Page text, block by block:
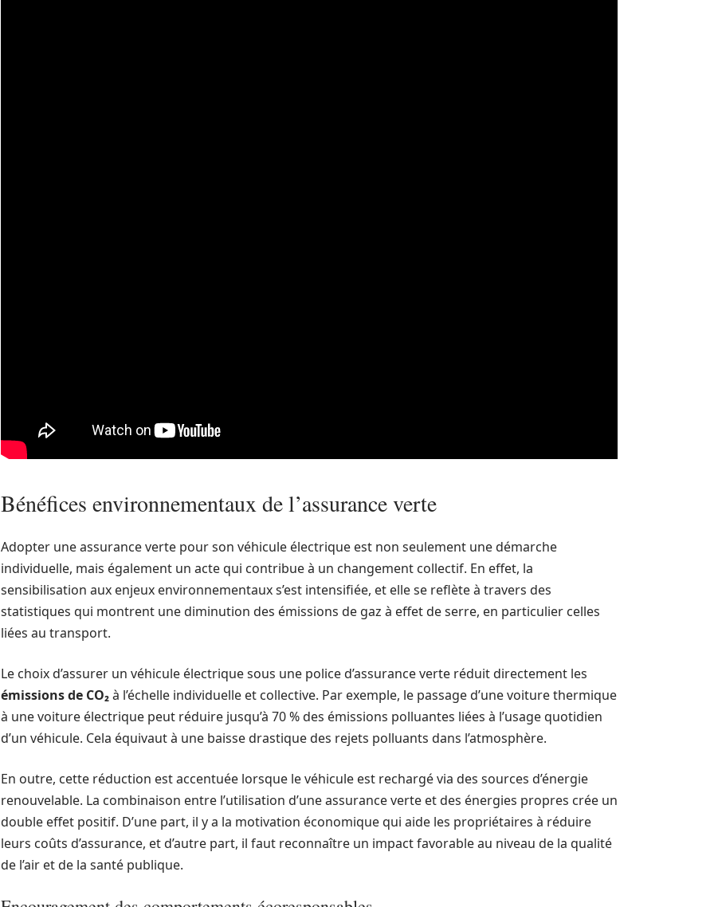
Bénéfices environnementaux de l’assurance verte
Adopter une assurance verte pour son véhicule électrique est non seulement une démarche
individuelle, mais également un acte qui contribue à un changement collectif. En effet, la
sensibilisation aux enjeux environnementaux s’est intensifiée, et elle se reflète à travers des
statistiques qui montrent une diminution des émissions de gaz à effet de serre, en particulier celles
liées au transport.
Le choix d’assurer un véhicule électrique sous une police d’assurance verte réduit directement les
émissions de CO₂à l’échelle individuelle et collective. Par exemple, le passage d’une voiture thermique
à une voiture électrique peut réduire jusqu’à 70 % des émissions polluantes liées à l’usage quotidien
d’un véhicule. Cela équivaut à une baisse drastique des rejets polluants dans l’atmosphère.
En outre, cette réduction est accentuée lorsque le véhicule est rechargé via des sources d’énergie
renouvelable. La combinaison entre l’utilisation d’une assurance verte et des énergies propres crée un
double effet positif. D’une part, il y a la motivation économique qui aide les propriétaires à réduire
leurs coûts d’assurance, et d’autre part, il faut reconnaître un impact favorable au niveau de la qualité
de l’air et de la santé publique.